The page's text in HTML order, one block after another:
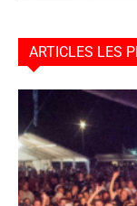
ARTICLES LES